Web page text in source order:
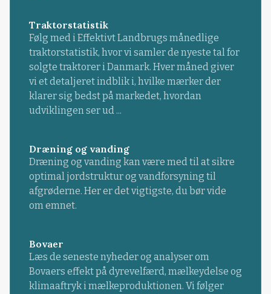
Traktorstatistik
Følg med i Effektivt Landbrugs månedlige
traktorstatistik, hvor vi samler de nyeste tal for
solgte traktorer i Danmark. Hver måned giver
vi et detaljeret indblik i, hvilke mærker der
klarer sig bedst på markedet, hvordan
udviklingen ser ud ...
Dræning og vanding
Dræning og vanding kan være med til at sikre
optimal jordstruktur og vandforsyning til
afgrøderne. Her er det vigtigste, du bør vide
om emnet.
Bovaer
Læs de seneste nyheder og analyser om
Bovaers effekt på dyrevelfærd, mælkeydelse og
klimaaftryk i mælkeproduktionen. Vi følger